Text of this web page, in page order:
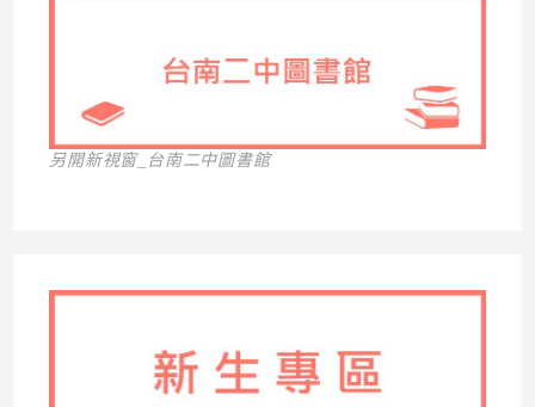
另開新視窗_台南二中圖書館